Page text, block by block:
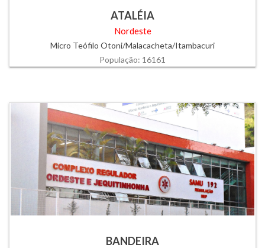
ATALÉIA
Nordeste
Micro Teófilo Otoni/Malacacheta/Itambacuri
População: 16161
BANDEIRA